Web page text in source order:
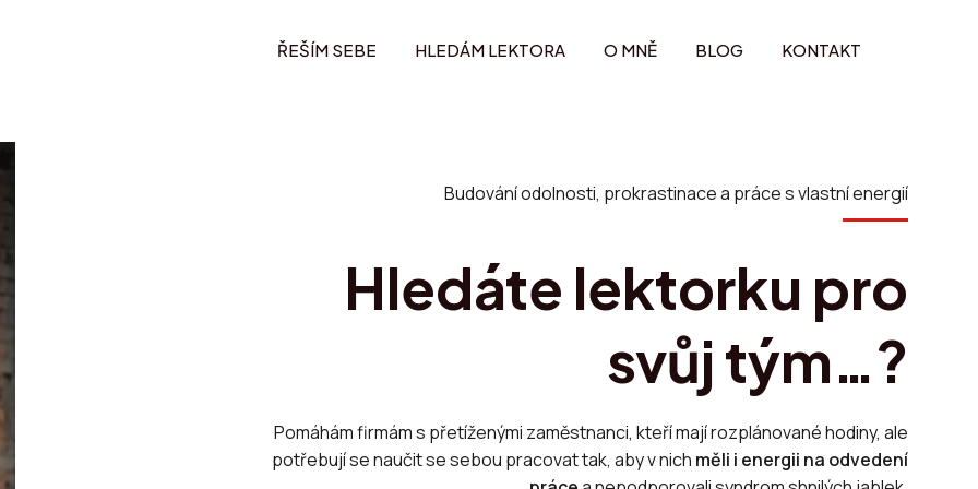
ŘEŠÍM SEBE HLEDÁM LEKTORA O MNĚ BLOG KONTAKT
Budování odolnosti, prokrastinace a práce s vlastní energií
Hledáte lektorku pro
svůj tým…?
Pomáhám firmám s přetíženými zaměstnanci, kteří mají rozplánované hodiny, ale
potřebují se naučit se sebou pracovat tak, aby v nich měli i energii na odvedení